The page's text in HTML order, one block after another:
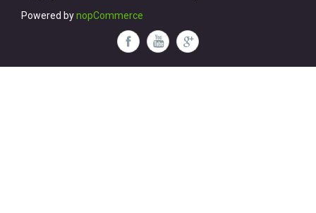
Powered bynopCommerce